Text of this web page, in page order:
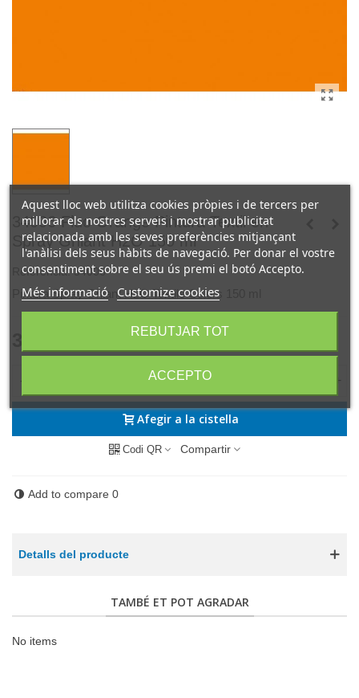
34006 Fluo Orange Pintura Textil en
Spray Ghiant H2O 150 ml
Referència: 34006
Pintura Spray Ghiant H2O Textile Colors 150 ml
- +
Afegir a la cistella
Codi QR Compartir
Add to compare 0
Detalls del producte
TAMBÉ ET POT AGRADAR
No items
Aquest lloc web utilitza cookies pròpies i de tercers per
millorar els nostres serveis i mostrar publicitat
relacionada amb les seves preferències mitjançant
l'anàlisi dels seus hàbits de navegació. Per donar el vostre
consentiment sobre el seu ús premi el botó Accepto.
Més informació Customize cookies
REBUTJAR TOT
ACCEPTO